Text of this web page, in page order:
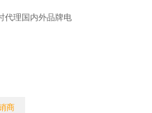
代理国内外品牌电
商